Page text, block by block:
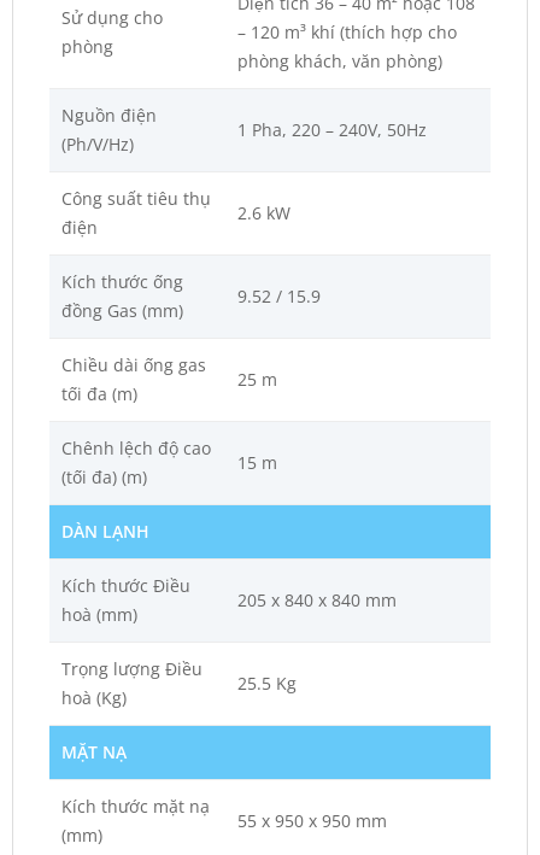
Sử dụng cho
phòng
– 120 m³ khí (thích hợp cho
phòng khách, văn phòng)
Nguồn điện
(Ph/V/Hz)
1 Pha, 220 – 240V, 50Hz
Công suất tiêu thụ
điện
2.6 kW
Kích thước ống
đồng Gas (mm)
9.52 / 15.9
Chiều dài ống gas
tối đa (m)
25 m
Chênh lệch độ cao
(tối đa) (m)
15 m
DÀN LẠNH
Kích thước Điều
hoà (mm)
205 x 840 x 840 mm
Trọng lượng Điều
hoà (Kg)
25.5 Kg
MẶT NẠ
Kích thước mặt nạ
(mm)
55 x 950 x 950 mm